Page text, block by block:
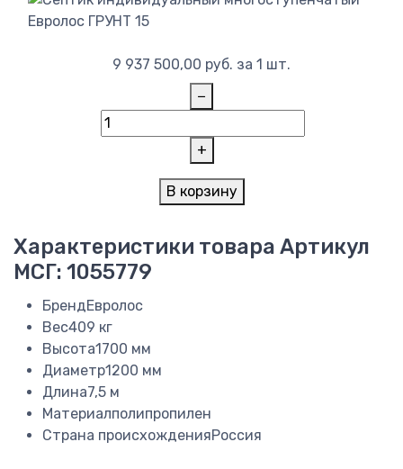
9 937 500,00 руб. за 1 шт.
−
+
В корзину
Характеристики товара Артикул
МСГ: 1055779
БрендЕвролос
Вес409 кг
Высота1700 мм
Диаметр1200 мм
Длина7,5 м
Материалполипропилен
Страна происхожденияРоссия